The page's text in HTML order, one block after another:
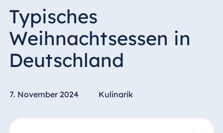
Typisches
Weihnachtsessen in
Deutschland
7. November 2024 Kulinarik